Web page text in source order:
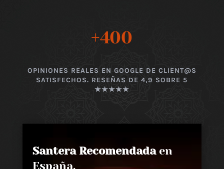
+400
OPINIONES REALES EN GOOGLE DE CLIENT@S
SATISFECHOS. RESEÑAS DE 4,9 SOBRE 5
★★★★★
Santera Recomendadaen
España,